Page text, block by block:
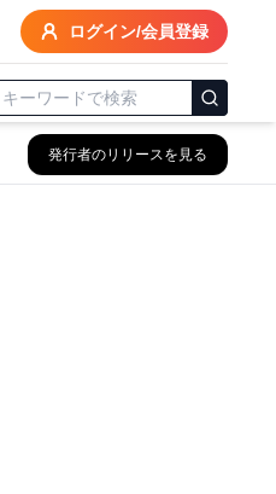
ログイン/会員登録
発行者のリリースを見る